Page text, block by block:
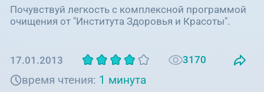
жителей Казахстана
Почувствуй легкость с комплексной программой
очищения от "Института Здоровья и Красоты".
17.01.2013 3170
время чтения: 1 минута